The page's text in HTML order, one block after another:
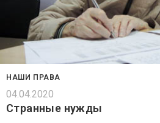
НАШИ ПРАВА
04.04.2020
Странные нужды